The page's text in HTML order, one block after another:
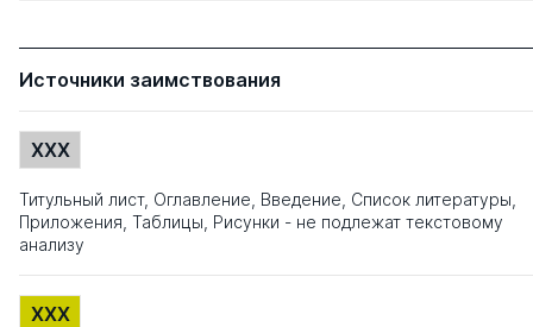
Источники заимствования
XXX
Титульный лист, Оглавление, Введение, Список литературы,
Приложения, Таблицы, Рисунки - не подлежат текстовому
анализу
XXX